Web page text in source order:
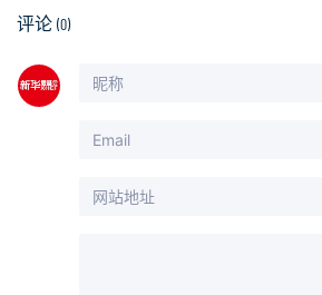
评论 (0)